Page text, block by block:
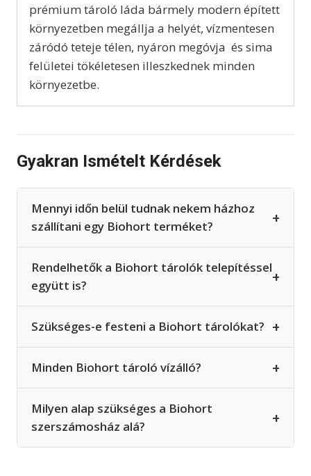
prémium tároló láda bármely modern épített
környezetben megállja a helyét, vízmentesen
záródó teteje télen, nyáron megóvja és sima
felületei tökéletesen illeszkednek minden
környezetbe.
Gyakran Ismételt Kérdések
Mennyi időn belül tudnak nekem házhoz
szállítani egy Biohort terméket?
+
Rendelhetők a Biohort tárolók telepítéssel
együtt is?
+
Szükséges-e festeni a Biohort tárolókat? +
Minden Biohort tároló vízálló? +
Milyen alap szükséges a Biohort
szerszámosház alá?
+